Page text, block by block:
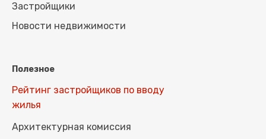
Застройщики
Новости недвижимости
Полезное
Рейтинг застройщиков по вводу
жилья
Архитектурная комиссия